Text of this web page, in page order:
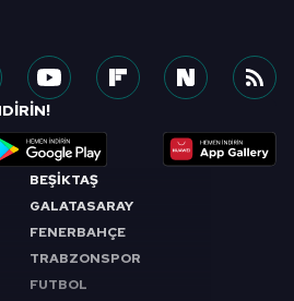
BEŞİKTAŞ
GALATASARAY
FENERBAHÇE
TRABZONSPOR
FUTBOL